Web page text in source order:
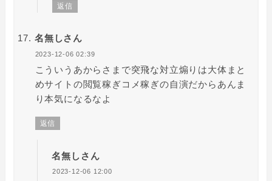
返信
名無しさん
2023-12-06 02:39
こういうあからさまで突飛な対立煽りは大体まと
めサイトの閲覧稼ぎコメ稼ぎの自演だからあんま
り本気になるなよ
返信
名無しさん
2023-12-06 12:00